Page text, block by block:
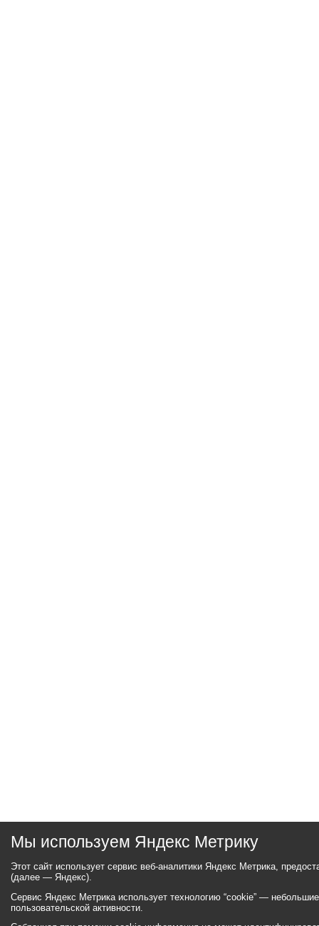
Мы используем Яндекс Метрику
Этот сайт использует сервис веб-аналитики Яндекс Метрика,
(далее — Яндекс).
Сервис Яндекс Метрика использует технологию “cookie” —
пользовательской активности.